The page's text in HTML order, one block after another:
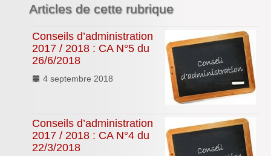
Articles de cette rubrique
Conseils d’administration
2017 / 2018 : CA N°5 du
26/6/2018
4 septembre 2018
Conseils d’administration
2017 / 2018 : CA N°4 du
22/3/2018